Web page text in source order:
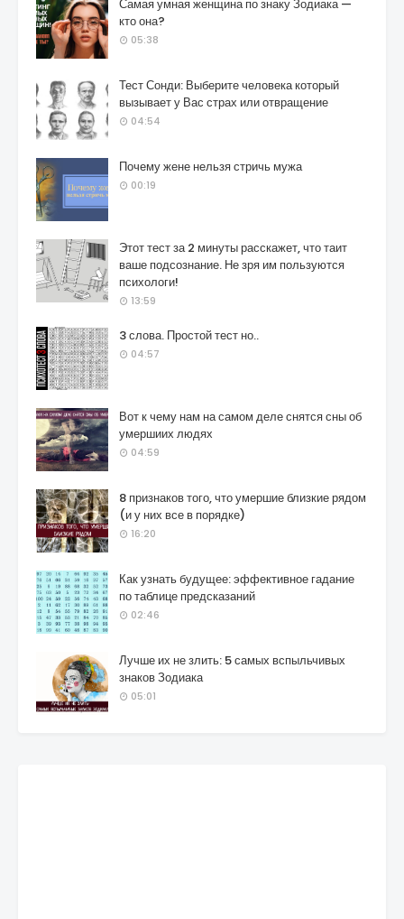
Самая умная женщина по знаку Зодиака —
кто она?
05:38
Тест Сонди: Выберите человека который
вызывает у Вас страх или отвращение
04:54
Почему жене нельзя стричь мужа
00:19
Этот тест за 2 минуты расскажет, что таит
ваше подсознание. Не зря им пользуются
психологи!
13:59
3 слова. Простой тест но..
04:57
Вот к чему нам на самом деле снятся сны об
умершиих людях
04:59
8 признаков того, что умершие близкие рядом
(и у них все в порядке)
16:20
Как узнать будущее: эффективное гадание
по таблице предсказаний
02:46
Лучше их не злить: 5 самых вспыльчивых
знаков Зодиака
05:01